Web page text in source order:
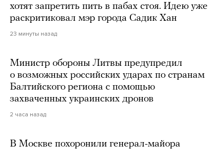
хотят запретить пить в пабах стоя. Идею уже
раскритиковал мэр города Садик Хан
23 минуты назад
Министр обороны Литвы предупредил
о возможных российских ударах по странам
Балтийского региона с помощью
захваченных украинских дронов
2 часа назад
В Москве похоронили генерал-майора